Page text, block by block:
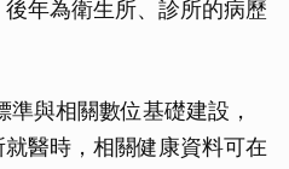
年為衛生所、診所的病歷
與相關數位基礎建設，
醫時，相關健康資料可在